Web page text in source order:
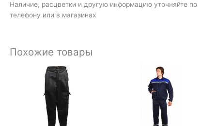
Наличие, расцветки и другую информацию уточняйте по
телефону или в магазинах
Похожие товары